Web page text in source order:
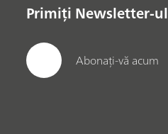
Primiți Newsletter-ul
Abonați-vă acum